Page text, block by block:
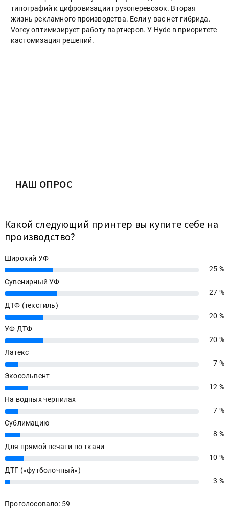
типографий к цифровизации грузоперевозок. Вторая
жизнь рекламного производства. Если у вас нет гибрида.
Vorey оптимизирует работу партнеров. У Hyde в приоритете
кастомизация решений.
НАШ ОПРОС
Какой следующий принтер вы купите себе на
производство?
Широкий УФ
25%
25 %
Сувенирный УФ
27%
27 %
ДТФ (текстиль)
20%
20 %
УФ ДТФ
20%
20 %
Латекс
7%
7 %
Экосольвент
12%
12 %
На водных чернилах
7%
7 %
Сублимацию
8%
8 %
Для прямой печати по ткани
10%
10 %
ДТГ («футболочный»)
3% 3 %
Проголосовало: 59